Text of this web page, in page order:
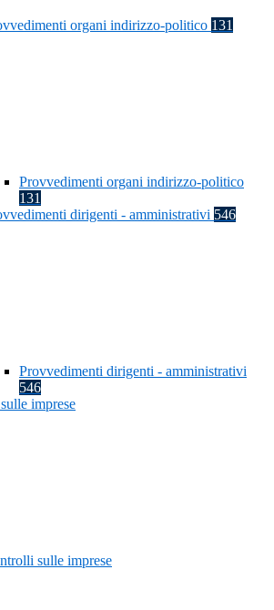
organi indirizzo-politico 131
Provvedimenti organi indirizzo-politico
131
dirigenti - amministrativi 546
Provvedimenti dirigenti - amministrativi
546
imprese
sulle imprese